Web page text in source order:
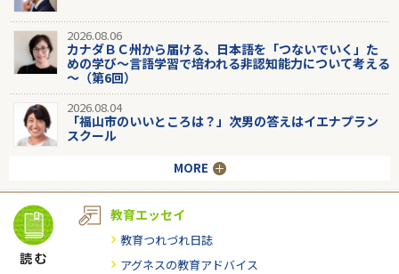
2026.08.06
カナダＢＣ州から届ける、日本語を「つないでいく」た
めの学び～言語学習で培われる非認知能力について考える
～（第6回）
2026.08.04
「福山市のいいところは？」次男の答えはイエナプラン
スクール
MORE
教育エッセイ
教育つれづれ日誌
アグネスの教育アドバイス